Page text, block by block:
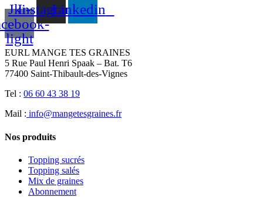
Jki-
light
InstagramLinkedin
EURL MANGE TES GRAINES
5 Rue Paul Henri Spaak – Bat. T6
77400 Saint-Thibault-des-Vignes
Tel : 06 60 43 38 19
Mail : info@mangetesgraines.fr
Nos produits
Topping sucrés
Topping salés
Mix de graines
Abonnement